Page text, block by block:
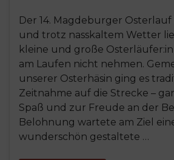
Der 14. Magdeburger Osterlauf
und trotz nasskaltem Wetter
kleine und große
am Laufen nicht nehmen.
unserer Osterhäsin ging es
Zeitnahme auf die Strecke –
Spaß und zur Freude an der
Belohnung wartete am Ziel
wunderschön gestaltete …